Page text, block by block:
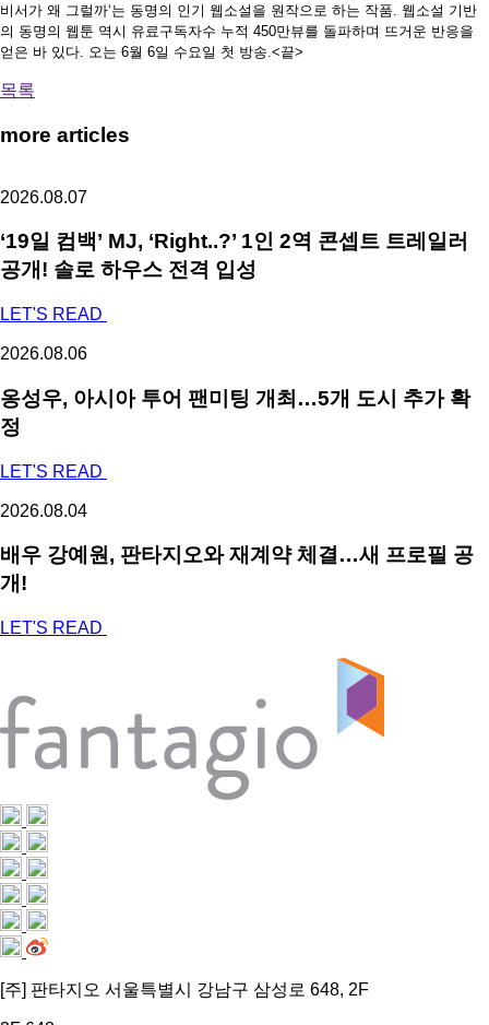
비서가 왜 그럴까‘는 동명의 인기 웹소설을 원작으로 하는 작품. 웹소설 기반
의 동명의 웹툰 역시 유료구독자수 누적 450만뷰를 돌파하며 뜨거운 반응을
얻은 바 있다. 오는 6월 6일 수요일 첫 방송.<끝>
목록
more articles
2026.08.07
‘19일 컴백’ MJ, ‘Right..?’ 1인 2역 콘셉트 트레일러
공개! 솔로 하우스 전격 입성
LET'S READ
2026.08.06
옹성우, 아시아 투어 팬미팅 개최…5개 도시 추가 확
정
LET'S READ
2026.08.04
배우 강예원, 판타지오와 재계약 체결…새 프로필 공
개!
LET'S READ
[주] 판타지오 서울특별시 강남구 삼성로 648, 2F